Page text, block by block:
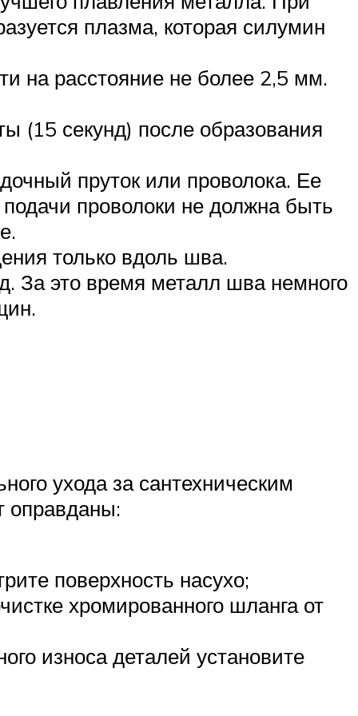
плазма, которая силумин
на расстояние не более 2,5 мм.
(15 секунд) после образования
пруток или проволока. Ее
проволоки не должна быть
только вдоль шва.
За это время металл шва немного
ухода за сантехническим
оправданы:
поверхность насухо;
хромированного шланга от
износа деталей установите